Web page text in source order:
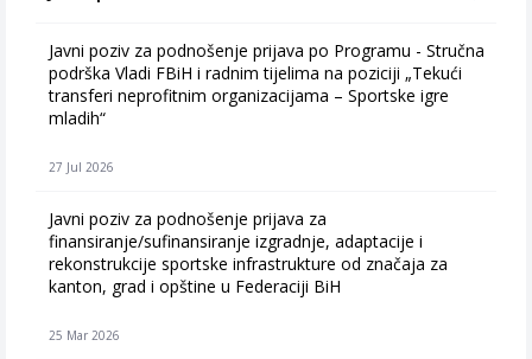
Javni poziv za podnošenje prijava po Programu - Stručna
podrška Vladi FBiH i radnim tijelima na poziciji „Tekući
transferi neprofitnim organizacijama – Sportske igre
mladih“
27 Jul 2026
Javni poziv za podnošenje prijava za
finansiranje/sufinansiranje izgradnje, adaptacije i
rekonstrukcije sportske infrastrukture od značaja za
kanton, grad i opštine u Federaciji BiH
25 Mar 2026